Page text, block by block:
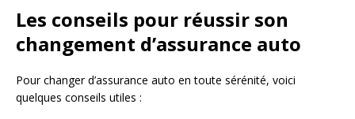
Les conseils pour réussir son
changement d’assurance auto
Pour changer d’assurance auto en toute sérénité, voici
quelques conseils utiles :